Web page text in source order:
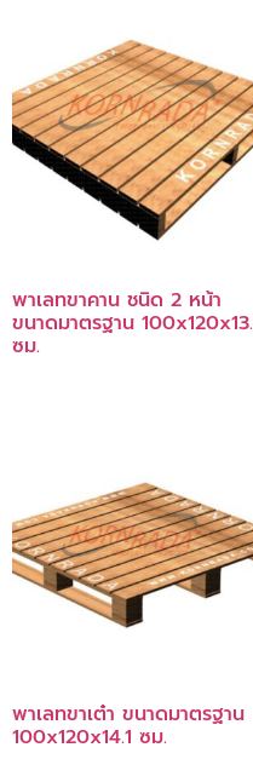
พาเลทขาคาน ชนิด 2 หน้า
ขนาดมาตรฐาน
ซม.
พาเลทขาเต๋า ขนาดมาตรฐาน
100x120x14.1 ซม.